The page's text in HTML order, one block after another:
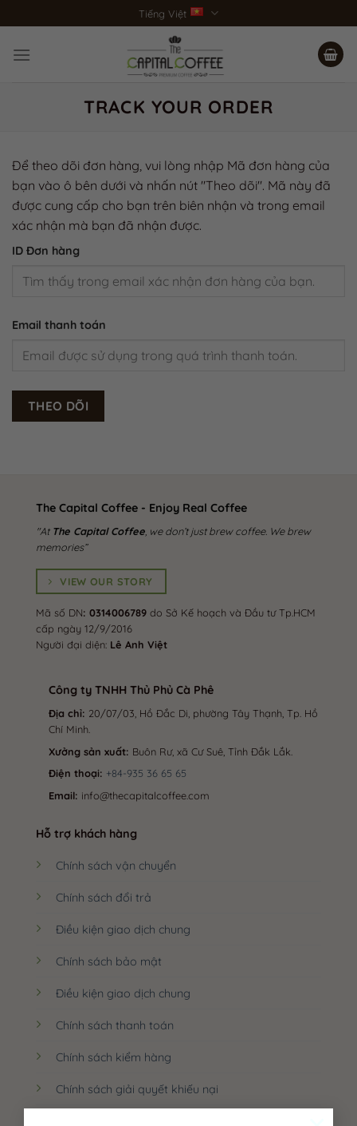
qua
nội
Tiếng Việt
TRACK YOUR ORDER
Để theo dõi đơn hàng, vui lòng nhập Mã đơn hàng của
bạn vào ô bên dưới và nhấn nút "Theo dõi". Mã này đã
được cung cấp cho bạn trên biên nhận và trong email
xác nhận mà bạn đã nhận được.
ID Đơn hàng
Email thanh toán
THEO DÕI
The Capital Coffee - Enjoy Real Coffee
"At The Capital Coffee, we don’t just brew coffee. We brew
memories”
VIEW OUR STORY
Mã số DN: 0314006789do Sở Kế hoạch và Đầu tư Tp.HCM
cấp ngày 12/9/2016
Người đại diện: Lê Anh Việt
Công ty TNHH Thủ Phủ Cà Phê
Địa chỉ: 20/07/03, Hồ Đắc Di, phường Tây Thạnh, Tp. Hồ
Chí Minh.
Xưởng sản xuất: Buôn Rư, xã Cư Suê, Tỉnh Đắk Lắk.
Điện thoại: +84-935 36 65 65
Email: info@thecapitalcoffee.com
Hỗ trợ khách hàng
Chính sách vận chuyển
Chính sách đổi trả
Điều kiện giao dịch chung
Chính sách bảo mật
Điều kiện giao dịch chung
Chính sách thanh toán
Chính sách kiểm hàng
Chính sách giải quyết khiếu nại